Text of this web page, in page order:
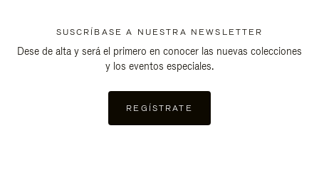
SUSCRÍBASE A NUESTRA NEWSLETTER
Dese de alta y será el primero en conocer las nuevas colecciones
y los eventos especiales.
REGÍSTRATE